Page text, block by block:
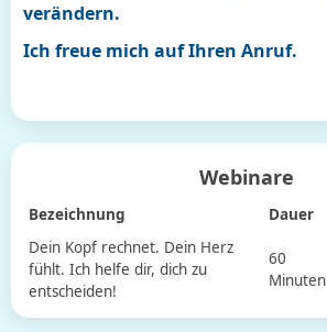
verändern.
Ich freue mich auf Ihren Anruf.
Webinare
Bezeichnung Dauer
Dein Kopf rechnet. Dein Herz
fühlt. Ich helfe dir, dich zu
entscheiden!
60
Minuten